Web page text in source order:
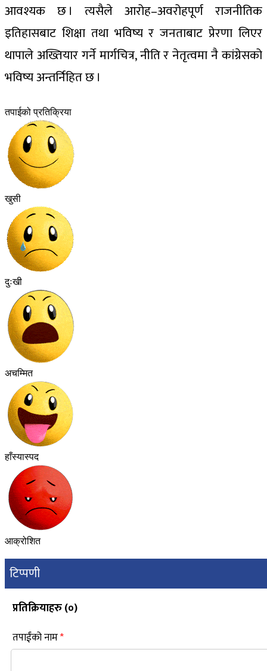
आवश्यक छ । त्यसैले आरोह–अवरोहपूर्ण राजनीतिक
इतिहासबाट शिक्षा तथा भविष्य र जनताबाट प्रेरणा लिएर
थापाले अख्तियार गर्ने मार्गचित्र, नीति र नेतृत्वमा नै कांग्रेसको
भविष्य अन्तर्निहित छ ।
तपाईको प्रतिक्रिया
खुसी
दुःखी
अचम्मित
हाँस्यास्पद
आक्रोशित
टिप्पणी
प्रतिक्रियाहरु (०)
तपाईंको नाम*